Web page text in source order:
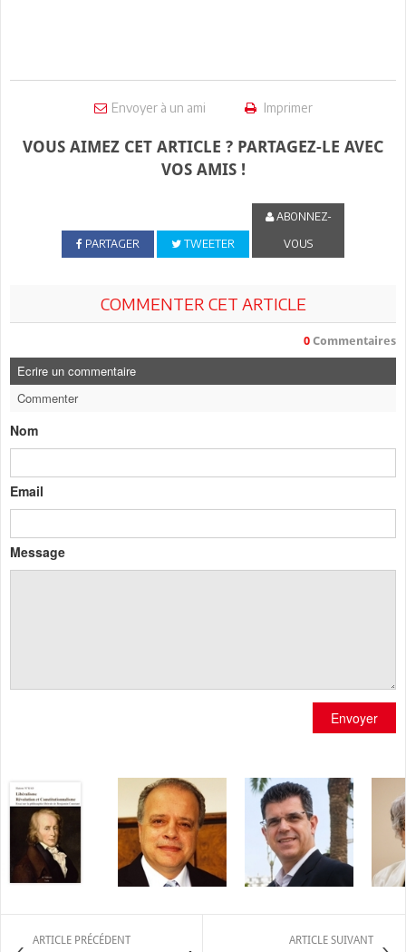
Envoyer à un ami Imprimer
VOUS AIMEZ CET ARTICLE ? PARTAGEZ-LE AVEC
VOS AMIS !
PARTAGER TWEETER
ABONNEZ-
VOUS
COMMENTER CET ARTICLE
0 Commentaires
Ecrire un commentaire
Commenter
Nom
Email
Message
Envoyer
ARTICLE PRÉCÉDENT ARTICLE SUIVANT